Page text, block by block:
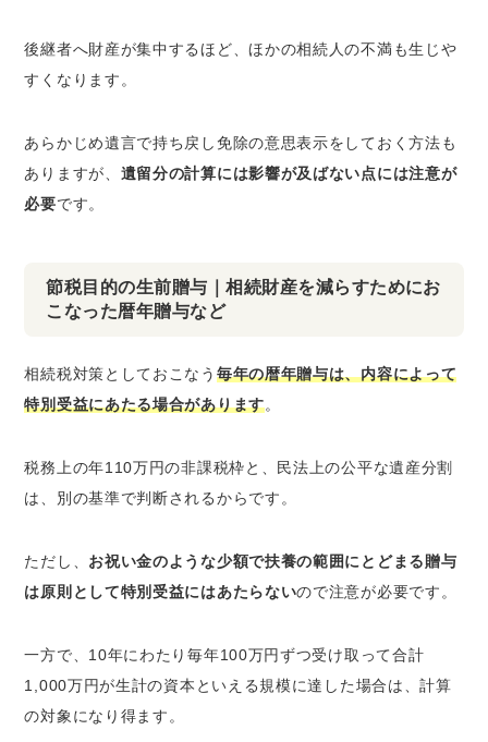
後継者へ財産が集中するほど、ほかの相続人の不満も生じや
すくなります。
あらかじめ遺言で持ち戻し免除の意思表示をしておく方法も
ありますが、 遺留分の計算には影響が及ばない点には注意が
必要です。
節税目的の生前贈与｜相続財産を減らすためにお
こなった暦年贈与など
相続税対策としておこなう 毎年の暦年贈与は、内容によって
特別受益にあたる場合があります。
税務上の年110万円の非課税枠と、民法上の公平な遺産分割
は、別の基準で判断されるからです。
ただし、 お祝い金のような少額で扶養の範囲にとどまる贈与
は原則として特別受益にはあたらないので注意が必要です。
一方で、10年にわたり毎年100万円ずつ受け取って合計
1,000万円が生計の資本といえる規模に達した場合は、計算
の対象になり得ます。